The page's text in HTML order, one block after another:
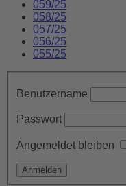
059/25
058/25
057/25
056/25
055/25
Benutzername
Passwort
Angemeldet bleiben